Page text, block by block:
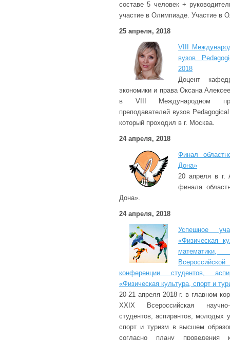
составе 5 человек +
участие в Олимпиаде. Участие в
25 апреля, 2018
VIII
вузов
2018
Доцент
экономики и права Оксана
в VIII Международном
преподавателей вузов
который проходил в г. Москва.
24 апреля, 2018
Финал
Дона»
20 апреля в г.
финала
Дона».
24 апреля, 2018
Успешное
«Физическая
конференции студентов,
«Физическая культура, спорт и
20-21 апреля 2018 г. в главном
XXIX Всероссийская научно-
студентов, аспирантов, молодых
спорт и туризм в высшем
согласно плану проведения